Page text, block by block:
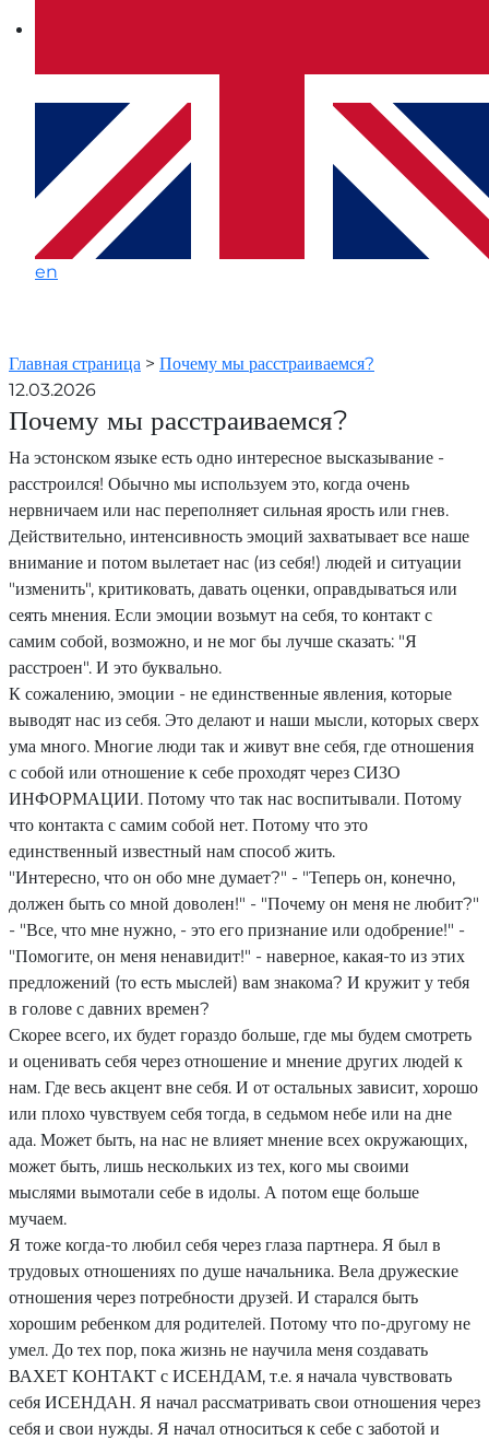
en
Почему
мы
расстраиваемся?
-
SOUL
OÜ
Главная страница > Почему мы расстраиваемся?
12.03.2026
Почему мы расстраиваемся?
На эстонском языке есть одно интересное высказывание -
расстроился! Обычно мы используем это, когда очень
нервничаем или нас переполняет сильная ярость или гнев.
Действительно, интенсивность эмоций захватывает все наше
внимание и потом вылетает нас (из себя!) людей и ситуации
"изменить", критиковать, давать оценки, оправдываться или
сеять мнения. Если эмоции возьмут на себя, то контакт с
самим собой, возможно, и не мог бы лучше сказать: "Я
расстроен". И это буквально.
К сожалению, эмоции - не единственные явления, которые
выводят нас из себя. Это делают и наши мысли, которых сверх
ума много. Многие люди так и живут вне себя, где отношения
с собой или отношение к себе проходят через СИЗО
ИНФОРМАЦИИ. Потому что так нас воспитывали. Потому
что контакта с самим собой нет. Потому что это
единственный известный нам способ жить.
"Интересно, что он обо мне думает?" - "Теперь он, конечно,
должен быть со мной доволен!" - "Почему он меня не любит?"
- "Все, что мне нужно, - это его признание или одобрение!" -
"Помогите, он меня ненавидит!" - наверное, какая-то из этих
предложений (то есть мыслей) вам знакома? И кружит у тебя
в голове с давних времен?
Скорее всего, их будет гораздо больше, где мы будем смотреть
и оценивать себя через отношение и мнение других людей к
нам. Где весь акцент вне себя. И от остальных зависит, хорошо
или плохо чувствуем себя тогда, в седьмом небе или на дне
ада. Может быть, на нас не влияет мнение всех окружающих,
может быть, лишь нескольких из тех, кого мы своими
мыслями вымотали себе в идолы. А потом еще больше
мучаем.
Я тоже когда-то любил себя через глаза партнера. Я был в
трудовых отношениях по душе начальника. Вела дружеские
отношения через потребности друзей. И старался быть
хорошим ребенком для родителей. Потому что по-другому не
умел. До тех пор, пока жизнь не научила меня создавать
ВАХЕТ КОНТАКТ с ИСЕНДАМ, т.е. я начала чувствовать
себя ИСЕНДАН. Я начал рассматривать свои отношения через
себя и свои нужды. Я начал относиться к себе с заботой и